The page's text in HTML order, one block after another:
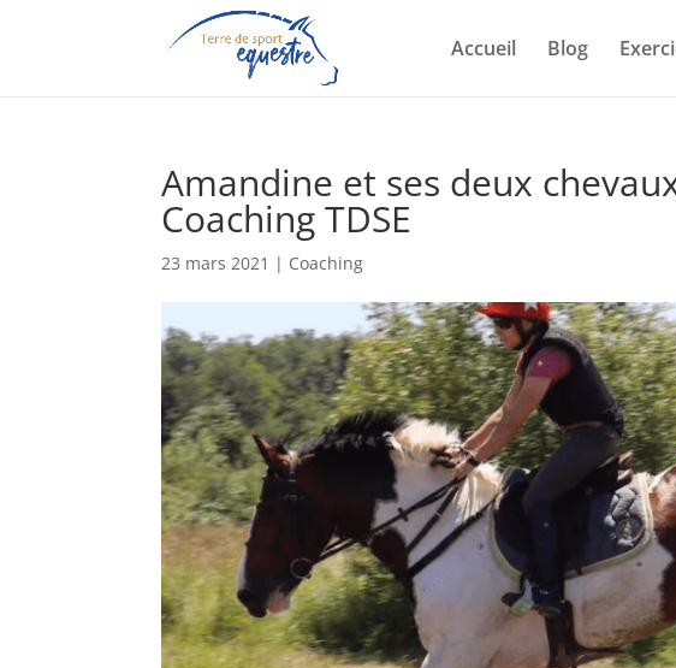
Accueil Blog
Amandine et ses deux
Coaching TDSE
23 mars 2021 | Coaching